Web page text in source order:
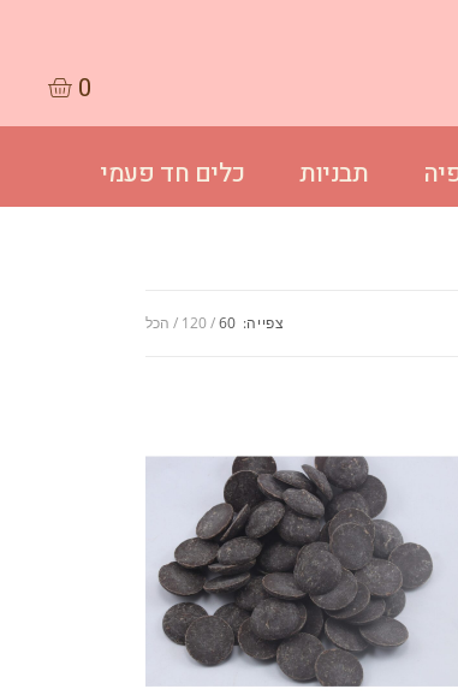
תבניות כלים חד פעמי
צפייה: 60
120 הכל